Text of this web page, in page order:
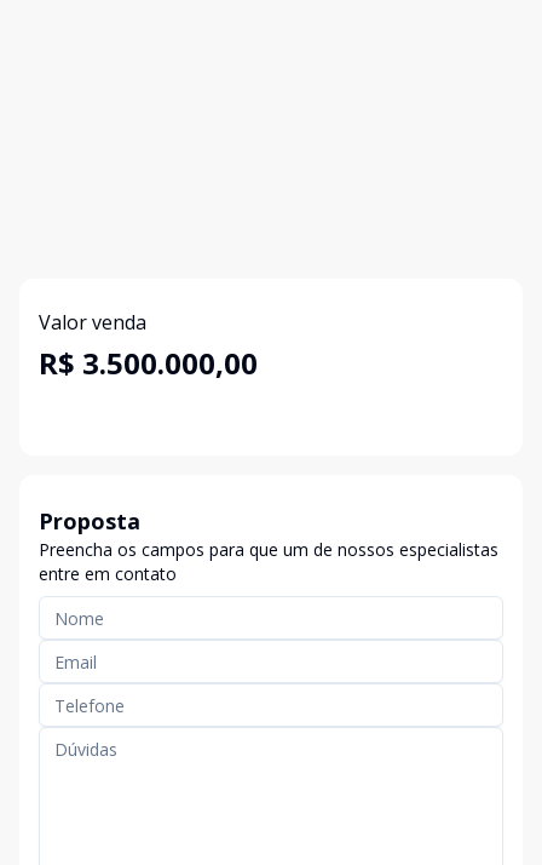
Valor venda
R$ 3.500.000,00
Proposta
Preencha os campos para que um de nossos especialistas
entre em contato